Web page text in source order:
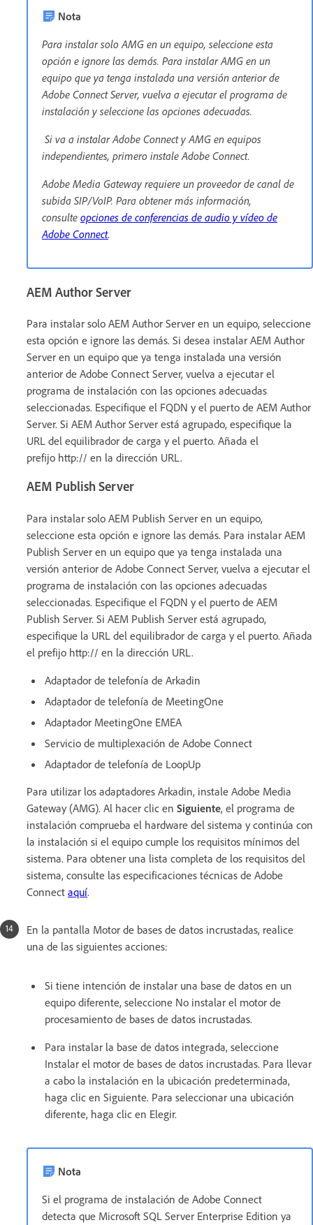
Nota
Para instalar solo AMG en un equipo, seleccione esta
opción e ignore las demás. Para instalar AMG en un
equipo que ya tenga instalada una versión anterior de
Adobe Connect Server, vuelva a ejecutar el programa de
instalación y seleccione las opciones adecuadas.
Si va a instalar Adobe Connect y AMG en equipos
independientes, primero instale Adobe Connect.
Adobe Media Gateway requiere un proveedor de canal de
subida SIP/VoIP. Para obtener más información,
consulte opciones de conferencias de audio y vídeo de
Adobe Connect.
AEM Author Server
Para instalar solo AEM Author Server en un equipo, seleccione
esta opción e ignore las demás. Si desea instalar AEM Author
Server en un equipo que ya tenga instalada una versión
anterior de Adobe Connect Server, vuelva a ejecutar el
programa de instalación con las opciones adecuadas
seleccionadas. Especifique el FQDN y el puerto de AEM Author
Server. Si AEM Author Server está agrupado, especifique la
URL del equilibrador de carga y el puerto. Añada el
prefijo http:// en la dirección URL.
AEM Publish Server
Para instalar solo AEM Publish Server en un equipo,
seleccione esta opción e ignore las demás. Para instalar AEM
Publish Server en un equipo que ya tenga instalada una
versión anterior de Adobe Connect Server, vuelva a ejecutar el
programa de instalación con las opciones adecuadas
seleccionadas. Especifique el FQDN y el puerto de AEM
Publish Server. Si AEM Publish Server está agrupado,
especifique la URL del equilibrador de carga y el puerto. Añada
el prefijo http:// en la dirección URL.
Adaptador de telefonía de Arkadin
Adaptador de telefonía de MeetingOne
Adaptador MeetingOne EMEA
Servicio de multiplexación de Adobe Connect
Adaptador de telefonía de LoopUp
Para utilizar los adaptadores Arkadin, instale Adobe Media
Gateway (AMG). Al hacer clic en Siguiente, el programa de
instalación comprueba el hardware del sistema y continúa con
la instalación si el equipo cumple los requisitos mínimos del
sistema. Para obtener una lista completa de los requisitos del
sistema, consulte las especificaciones técnicas de Adobe
Connect aquí.
En la pantalla Motor de bases de datos incrustadas, realice
una de las siguientes acciones:
Si tiene intención de instalar una base de datos en un
equipo diferente, seleccione No instalar el motor de
procesamiento de bases de datos incrustadas.
Para instalar la base de datos integrada, seleccione
Instalar el motor de bases de datos incrustadas. Para llevar
a cabo la instalación en la ubicación predeterminada,
haga clic en Siguiente. Para seleccionar una ubicación
diferente, haga clic en Elegir.
Nota
Si el programa de instalación de Adobe Connect
detecta que Microsoft SQL Server Enterprise Edition ya